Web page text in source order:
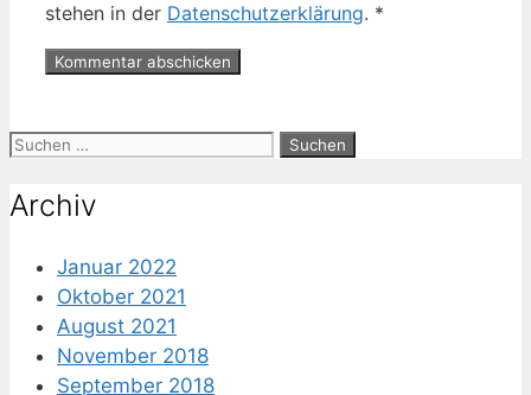
stehen in der Datenschutzerklärung. *
Suche
Archiv
Januar 2022
Oktober 2021
August 2021
November 2018
September 2018